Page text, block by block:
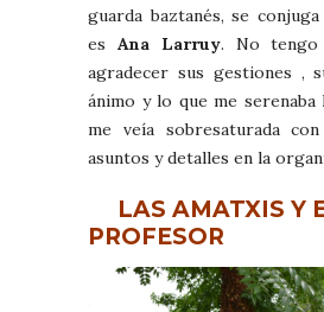
guarda baztanés, se
es Ana Larruy. No tengo
agradecer sus gestiones ,
ánimo y lo que me serenaba
me veía sobresaturada
asuntos y detalles en la
LAS AMATXIS Y
PROFESOR